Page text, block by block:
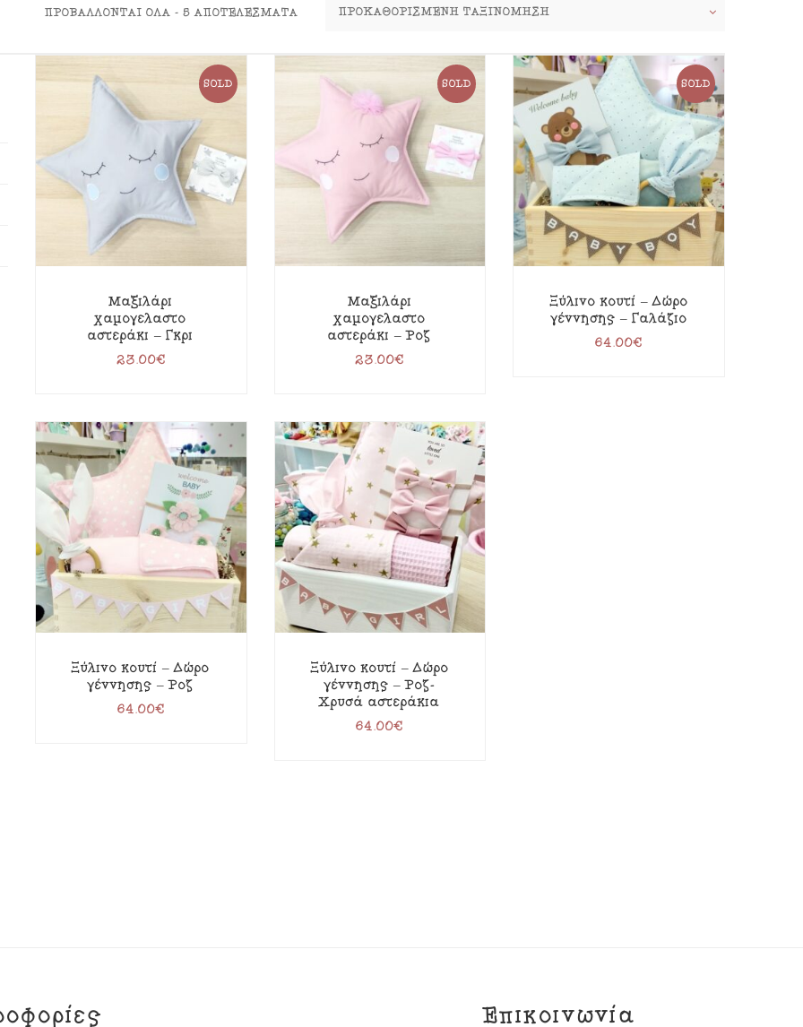
ΠΡΟΒΆΛΛΟΝΤΑΙ ΌΛΑ - 5 ΑΠΟΤΕΛΈΣΜΑΤΑ
SOLD
Μαξιλάρι
χαμογελαστό
αστεράκι – Γκρι
23.00€
SOLD
Μαξιλάρι
χαμογελαστό
αστεράκι – Ροζ
23.00€
SOLD
Ξύλινο κουτί – Δώρο
γέννησης – Γαλάζιο
64.00€
Ξύλινο κουτί – Δώρο
γέννησης – Ροζ
64.00€
Ξύλινο κουτί – Δώρο
γέννησης – Ροζ-
Χρυσά αστεράκια
64.00€
Επικοινωνία